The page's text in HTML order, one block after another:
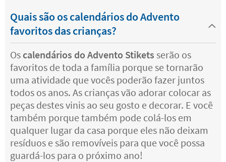
Quais são os calendários do Advento
favoritos das crianças?
Os calendários do Advento Stikets serão os
favoritos de toda a família porque se tornarão
uma atividade que vocês poderão fazer juntos
todos os anos. As crianças vão adorar colocar as
peças destes vinis ao seu gosto e decorar. E você
também porque também pode colá-los em
qualquer lugar da casa porque eles não deixam
resíduos e são removíveis para que você possa
guardá-los para o próximo ano!